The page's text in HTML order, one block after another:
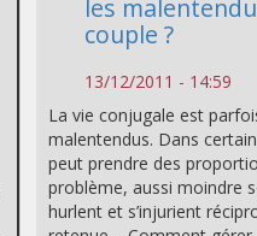
les
couple ?
13/12/2011 - 14:59
La vie conjugale est
malentendus. Dans
peut prendre des
problème, aussi moindre
hurlent et s’injurient